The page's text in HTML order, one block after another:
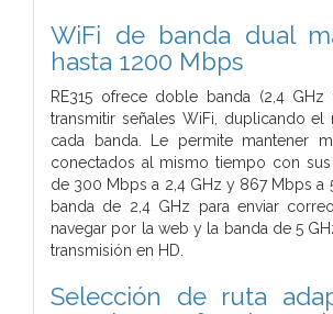
WiFi de banda dual
hasta 1200 Mbps
RE315 ofrece doble banda (2,4
transmitir señales WiFi, duplicando el
cada banda. Le permite mantener
conectados al mismo tiempo con sus
de 300 Mbps a 2,4 GHz y 867 Mbps a
banda de 2,4 GHz para enviar
navegar por la web y la banda de 5
transmisión en HD.
Selección de ruta